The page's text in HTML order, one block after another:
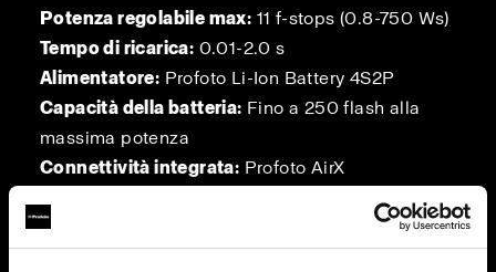
Potenza regolabile max: 11 f-stops (0.8-750 Ws)
Tempo di ricarica: 0.01-2.0 s
Alimentatore: Profoto Li-Ion Battery 4S2P
Capacità della batteria: Fino a 250 flash alla
massima potenza
Connettività integrata: Profoto AirX
Lumen max della luce continua:
6,300 lm